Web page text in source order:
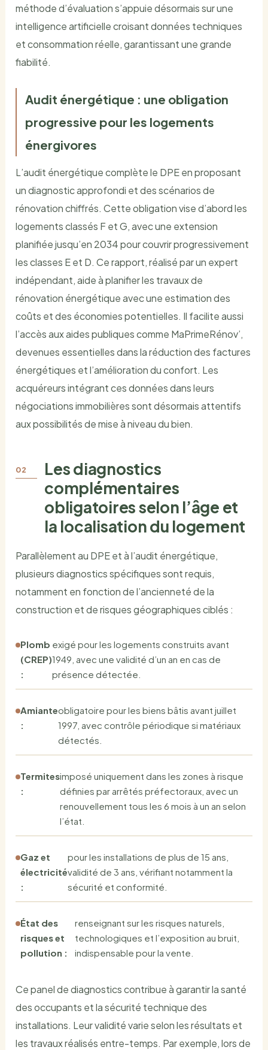
méthode d’évaluation s’appuie désormais sur une
intelligence artificielle croisant données techniques
et consommation réelle, garantissant une grande
fiabilité.
Audit énergétique : une obligation
progressive pour les logements
énergivores
L’audit énergétique complète le DPE en proposant
un diagnostic approfondi et des scénarios de
rénovation chiffrés. Cette obligation vise d’abord les
logements classés F et G, avec une extension
planifiée jusqu’en 2034 pour couvrir progressivement
les classes E et D. Ce rapport, réalisé par un expert
indépendant, aide à planifier les travaux de
rénovation énergétique avec une estimation des
coûts et des économies potentielles. Il facilite aussi
l’accès aux aides publiques comme MaPrimeRénov’,
devenues essentielles dans la réduction des factures
énergétiques et l’amélioration du confort. Les
acquéreurs intégrant ces données dans leurs
négociations immobilières sont désormais attentifs
aux possibilités de mise à niveau du bien.
Les diagnostics
complémentaires
obligatoires selon l’âge et
la localisation du logement
Parallèlement au DPE et à l’audit énergétique,
plusieurs diagnostics spécifiques sont requis,
notamment en fonction de l’ancienneté de la
construction et de risques géographiques ciblés :
Plomb
(CREP)
:
exigé pour les logements construits avant
1949, avec une validité d’un an en cas de
présence détectée.
Amiante
:
obligatoire pour les biens bâtis avant juillet
1997, avec contrôle périodique si matériaux
détectés.
Termites
:
imposé uniquement dans les zones à risque
définies par arrêtés préfectoraux, avec un
renouvellement tous les 6 mois à un an selon
l’état.
Gaz et
électricité
:
pour les installations de plus de 15 ans,
validité de 3 ans, vérifiant notamment la
sécurité et conformité.
État des
risques et
pollution :
renseignant sur les risques naturels,
technologiques et l’exposition au bruit,
indispensable pour la vente.
Ce panel de diagnostics contribue à garantir la santé
des occupants et la sécurité technique des
installations. Leur validité varie selon les résultats et
les travaux réalisés entre-temps. Par exemple, lors de